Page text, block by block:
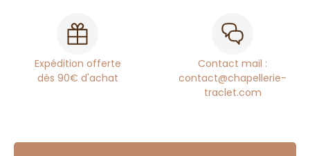
Expédition offerte
dès 90€ d'achat
Contact mail :
contact@chapellerie-
traclet.com